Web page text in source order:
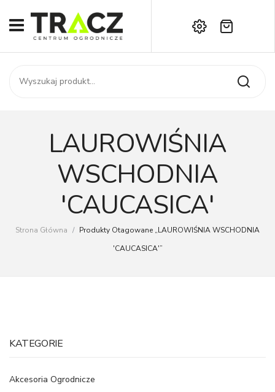
START
SKLEP
AKTUALNOŚCI
Kontakt
Brak produktów w koszyku.
LAUROWIŚNIA
WSCHODNIA
'CAUCASICA'
Strona Główna / Produkty Otagowane „LAUROWIŚNIA WSCHODNIA
'CAUCASICA'”
KATEGORIE
Akcesoria Ogrodnicze